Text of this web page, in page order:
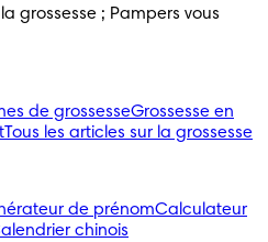
grossesse ; Pampers vous
de grossesseGrossesse en
Tous les articles sur la grossesse
de prénomCalculateur
chinois